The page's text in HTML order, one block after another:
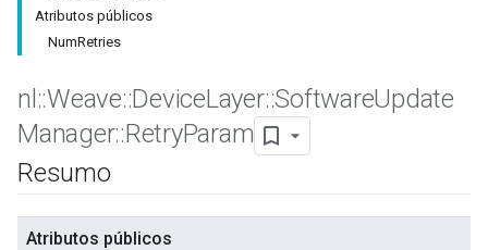
Atributos públicos
NumRetries
nl ::Weave::DeviceLayer::SoftwareUpdate
Manager::RetryParam
Resumo
Atributos públicos